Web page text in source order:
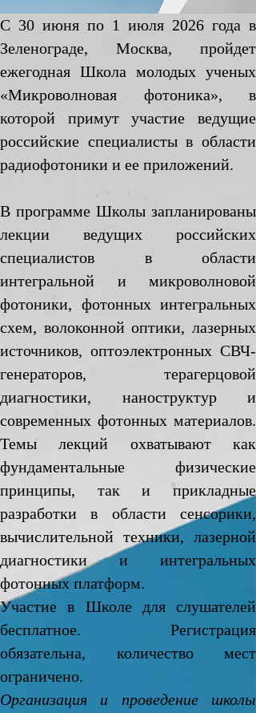
С 30 июня по 1 июля 2026 года в
Зеленограде, Москва, пройдет
ежегодная Школа молодых ученых
«Микроволновая фотоника», в
которой примут участие ведущие
российские специалисты в области
радиофотоники и ее приложений.
В программе Школы запланированы
лекции ведущих российских
специалистов в области
интегральной и микроволновой
фотоники, фотонных интегральных
схем, волоконной оптики, лазерных
источников, оптоэлектронных СВЧ-
генераторов, терагерцовой
диагностики, наноструктур и
современных фотонных материалов.
Темы лекций охватывают как
фундаментальные физические
принципы, так и прикладные
разработки в области сенсорики,
вычислительной техники, лазерной
диагностики и интегральных
фотонных платформ.
Участие в Школе для слушателей
бесплатное. Регистрация
обязательна, количество мест
ограничено.
Организация и проведение школы